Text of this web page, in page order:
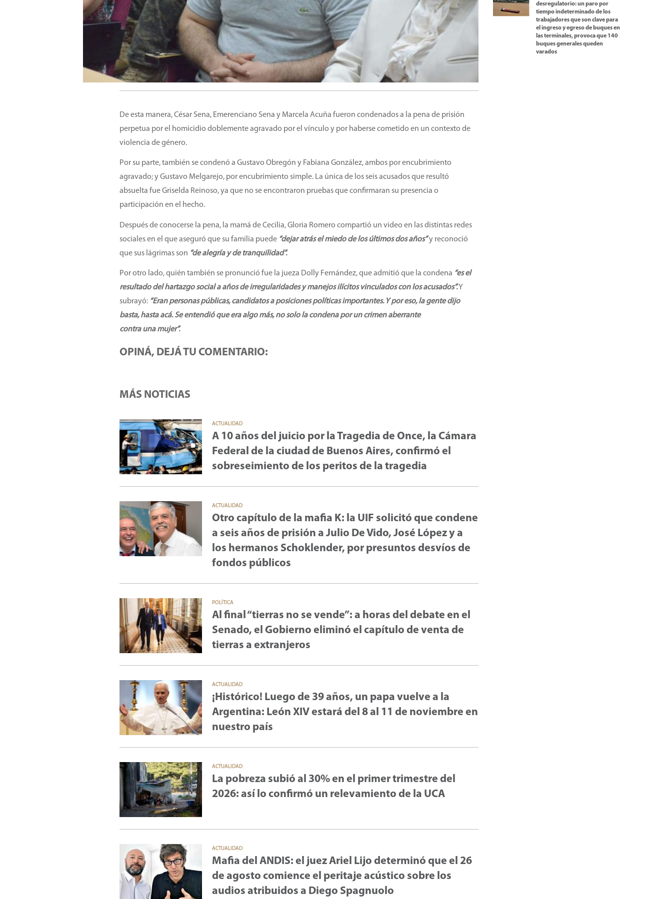
De esta manera, César Sena, Emerenciano Sena y Marcela Acuña fueron condenados a la pena de prisión
perpetua por el homicidio doblemente agravado por el vínculo y por haberse cometido en un contexto de
violencia de género.
Por su parte, también se condenó a Gustavo Obregón y Fabiana González, ambos por encubrimiento
agravado; y Gustavo Melgarejo, por encubrimiento simple. La única de los seis acusados que resultó
absuelta fue Griselda Reinoso, ya que no se encontraron pruebas que confirmaran su presencia o
participación en el hecho.
Después de conocerse la pena, la mamá de Cecilia, Gloria Romero compartió un video en las distintas redes
sociales en el que aseguró que su familia puede “dejar atrás el miedo de los últimos dos años”y reconoció
que sus lágrimas son “de alegría y de tranquilidad”.
Por otro lado, quién también se pronunció fue la jueza Dolly Fernández, que admitió que la condena “es el
resultado del hartazgo social a años de irregularidades y manejos ilícitos vinculados con los acusados”.Y
subrayó: “Eran personas públicas, candidatos a posiciones políticas importantes. Y por eso, la gente dijo
basta, hasta acá. Se entendió que era algo más, no solo la condena por un crimen aberrante
contra una mujer”.
OPINÁ, DEJÁ TU COMENTARIO:
MÁS NOTICIAS
ACTUALIDAD
A 10 años del juicio por la Tragedia de Once, la Cámara
Federal de la ciudad de Buenos Aires, confirmó el
sobreseimiento de los peritos de la tragedia
ACTUALIDAD
Otro capítulo de la mafia K: la UIF solicitó que condene
a seis años de prisión a Julio De Vido, José López y a
los hermanos Schoklender, por presuntos desvíos de
fondos públicos
POLÍTICA
Al final “tierras no se vende”: a horas del debate en el
Senado, el Gobierno eliminó el capítulo de venta de
tierras a extranjeros
ACTUALIDAD
¡Histórico! Luego de 39 años, un papa vuelve a la
Argentina: León XIV estará del 8 al 11 de noviembre en
nuestro país
ACTUALIDAD
La pobreza subió al 30% en el primer trimestre del
2026: así lo confirmó un relevamiento de la UCA
ACTUALIDAD
Mafia del ANDIS: el juez Ariel Lijo determinó que el 26
de agosto comience el peritaje acústico sobre los
audios atribuidos a Diego Spagnuolo
desregulatorio: un paro por
tiempo indeterminado de los
trabajadores que son clave para
el ingreso y egreso de buques en
las terminales, provoca que 140
buques generales queden
varados